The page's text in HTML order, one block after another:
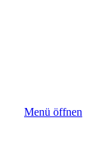
Menü öffnen